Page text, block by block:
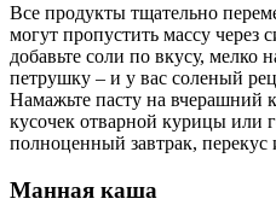
Все продукты тщательно
могут пропустить массу через
добавьте соли по вкусу, мелко
петрушку – и у вас соленый
Намажьте пасту на вчерашний
кусочек отварной курицы или
полноценный завтрак,
Манная каша